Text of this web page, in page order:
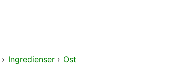
› Ingredienser› Ost